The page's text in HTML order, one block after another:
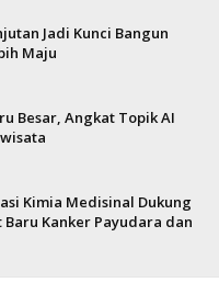
Jadi Kunci Bangun
Maju
Besar, Angkat Topik AI
Kimia Medisinal Dukung
Kanker Payudara dan